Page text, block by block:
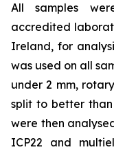
All samples
accredited
Ireland, for
was used on all
under 2 mm,
split to better than
were then
ICP22 and